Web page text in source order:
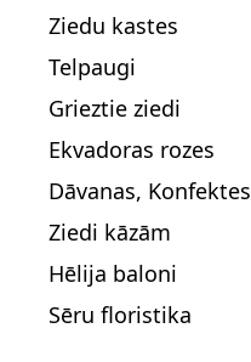
Ziedu kastes
Telpaugi
Grieztie ziedi
Ekvadoras rozes
Dāvanas, Konfektes
Ziedi kāzām
Hēlija baloni
Sēru floristika